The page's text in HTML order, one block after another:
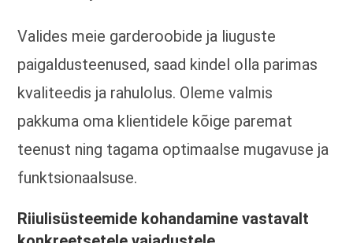
Valides meie garderoobide ja liuguste
paigaldusteenused, saad kindel olla parimas
kvaliteedis ja rahulolus. Oleme valmis
pakkuma oma klientidele kõige paremat
teenust ning tagama optimaalse mugavuse ja
funktsionaalsuse.
Riiulisüsteemide kohandamine vastavalt